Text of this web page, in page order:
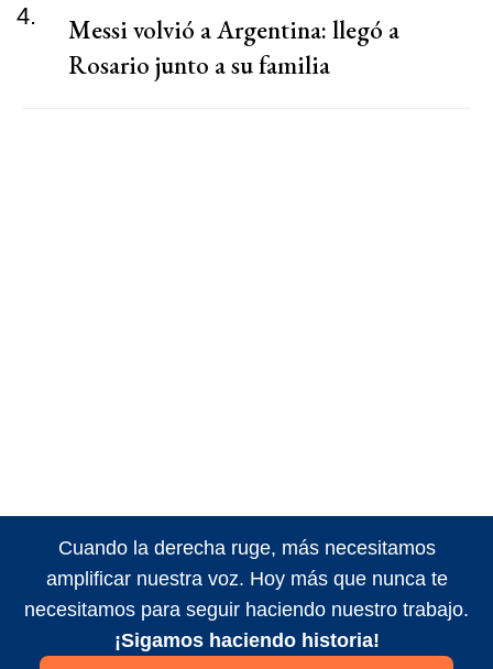
4.
Messi volvió a Argentina: llegó a
Rosario junto a su familia
Cuando la derecha ruge, más necesitamos
amplificar nuestra voz. Hoy más que nunca te
necesitamos para seguir haciendo nuestro trabajo.
¡Sigamos haciendo historia!